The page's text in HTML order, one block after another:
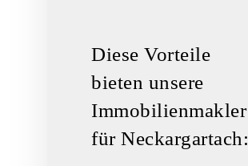
Diese Vorteile
bieten unsere
Immobilienmakler
für Neckargartach: